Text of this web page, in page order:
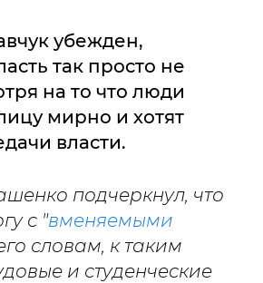
убежден,
так просто не
на то что люди
мирно и хотят
власти.
подчеркнул, что
с "вменяемыми
словам, к таким
и студенческие